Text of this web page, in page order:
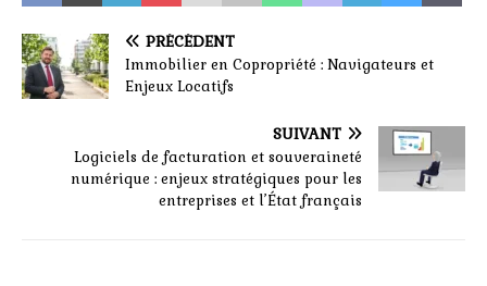
PRÉCÉDENT
Immobilier en Copropriété : Navigateurs et
Enjeux Locatifs
SUIVANT
Logiciels de facturation et souveraineté
numérique : enjeux stratégiques pour les
entreprises et l’État français